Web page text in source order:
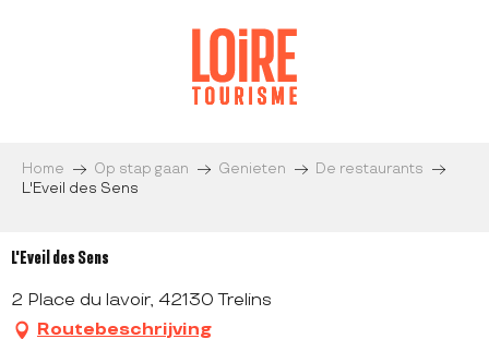
Home Op stap gaan Genieten
De restaurants
L'Eveil des Sens
L'Eveil des Sens
2 Place du lavoir, 42130 Trelins
Routebeschrijving